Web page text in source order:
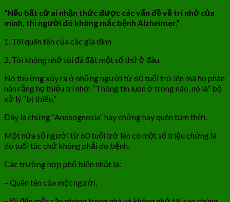
“Nếu bất cứ ai nhận thức được các vấn đề về trí nhớ của
mình, thì người đó không mắc bệnh Alzheimer.”
1. Tôi quên tên của các gia đình
2. Tôi không nhớ tôi đã đặt một số thứ ở đâu
Nó thường xảy ra ở những người từ 60 tuổi trở lên mà họ phàn
nàn rằng họ thiếu trí nhớ. “Thông tin luôn ở trong não, nó là” bộ
xử lý “bị thiếu.”
Đây là chứng “Anosognosia” hay chứng hay quên tạm thời.
Một nửa số người từ 60 tuổi trở lên có một số triệu chứng là
do tuổi tác chứ không phải do bệnh.
Các trường hợp phổ biến nhất là:
– Quên tên của một người,